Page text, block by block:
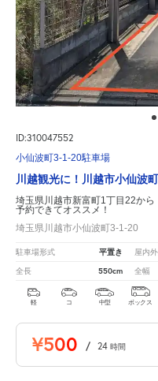
ID:310047552
小仙波町3-1-20駐車場
川越観光に！川越市小仙波
埼玉県川越市新富町1丁目22から
予約できてオススメ！
埼玉県川越市小仙波町3-1-20
駐車場形式 平置き 屋内
全長 550cm 全幅
軽 コ 中型 ボックス
¥500 / 24 時間